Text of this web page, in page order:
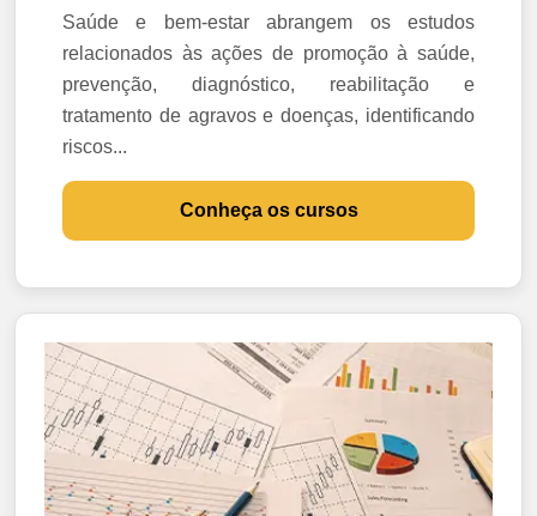
Saúde e bem-estar abrangem os estudos
relacionados às ações de promoção à saúde,
prevenção, diagnóstico, reabilitação e
tratamento de agravos e doenças, identificando
riscos...
Conheça os cursos